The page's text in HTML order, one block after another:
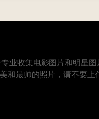
业收集电影图片和明星图
和最帅的照片，请不要上